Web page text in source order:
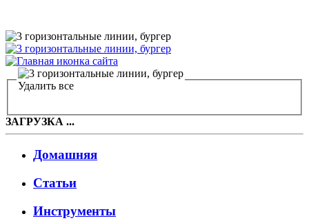
Удалить все
ЗАГРУЗКА ...
Домашняя
Статьи
Инструменты